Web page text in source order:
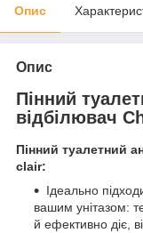
Опис
Опис
Пінний
відбілювач
Пінний туалетний
clair:
Ідеально
вашим унітазом:
й ефективно діє,